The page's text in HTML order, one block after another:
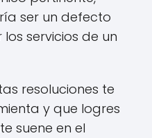
ser un defecto
servicios de un
resoluciones te
y que logres
suene en el